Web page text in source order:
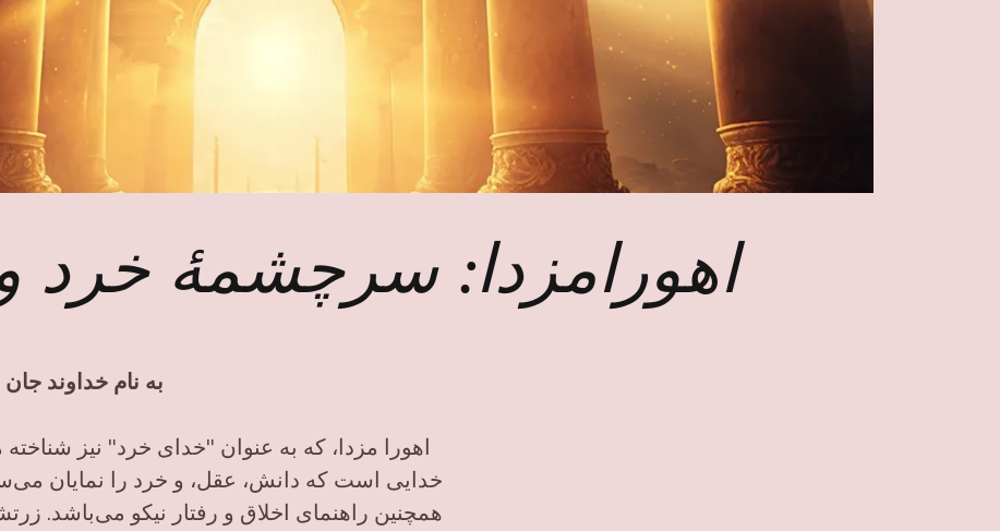
اهورامزدا: سرچشمهٔ خرد
به نام خداوند
اهورا مزدا، که به عنوان "خدای خرد" نیز
خدایی است که دانش، عقل، و خرد را نمایان
همچنین راهنمای اخلاق و رفتار نیکو می‌باشد.